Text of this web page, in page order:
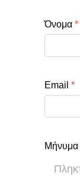
Όνομα *
Email *
Μήνυμα